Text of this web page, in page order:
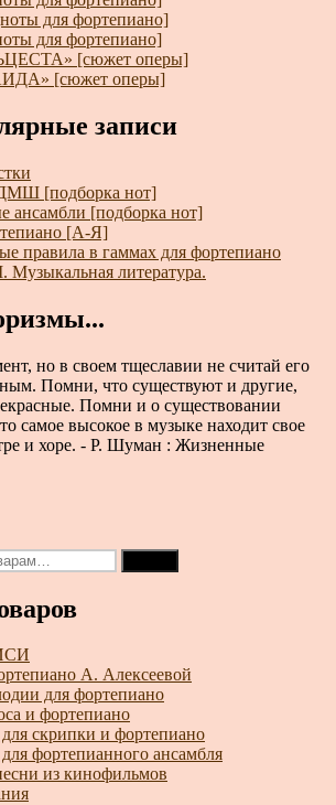
для фортепиано]
для фортепиано]
[сюжет оперы]
[сюжет оперы]
записи
[подборка нот]
ансамбли [подборка нот]
[А-Я]
правила в гаммах для фортепиано
литература.
но в своем тщеславии не считай его
Помни, что существуют и другие,
Помни и о существовании
самое высокое в музыке находит свое
и хоре. - Р. Шуман : Жизненные
А. Алексеевой
для фортепиано
и фортепиано
скрипки и фортепиано
фортепианного ансамбля
из кинофильмов